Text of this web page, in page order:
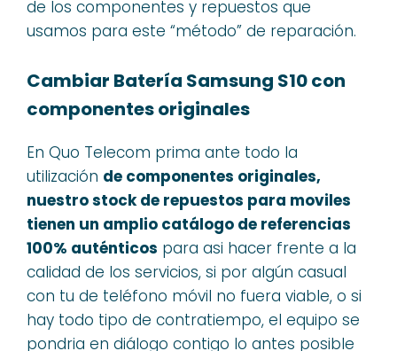
de los componentes y repuestos que
usamos para este “método” de reparación.
Cambiar Batería Samsung S10 con
componentes originales
En Quo Telecom prima ante todo la
utilización de componentes originales,
nuestro stock de repuestos para moviles
tienen un amplio catálogo de referencias
100% auténticos para asi hacer frente a la
calidad de los servicios, si por algún casual
con tu de teléfono móvil no fuera viable, o si
hay todo tipo de contratiempo, el equipo se
pondria en diálogo contigo lo antes posible